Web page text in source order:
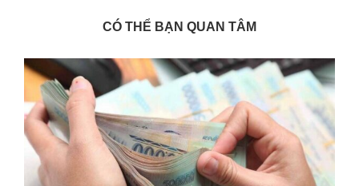
CÓ THỂ BẠN QUAN TÂM